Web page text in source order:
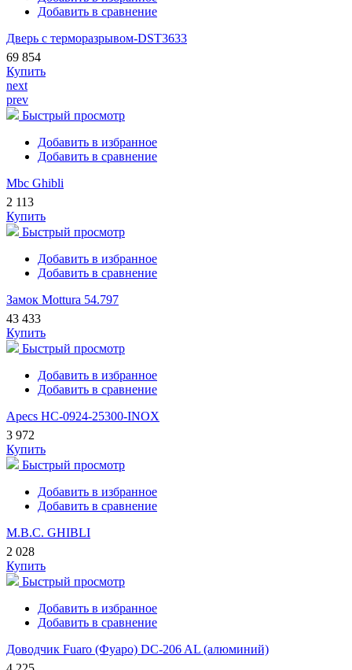
Добавить в сравнение
Дверь с терморазрывом-DST3633
69 854
Купить
next
prev
Быстрый просмотр
Добавить в избранное
Добавить в сравнение
Mbc Ghibli
2 113
Купить
Быстрый просмотр
Добавить в избранное
Добавить в сравнение
Замок Mottura 54.797
43 433
Купить
Быстрый просмотр
Добавить в избранное
Добавить в сравнение
Apecs HC-0924-25300-INOX
3 972
Купить
Быстрый просмотр
Добавить в избранное
Добавить в сравнение
M.B.C. GHIBLI
2 028
Купить
Быстрый просмотр
Добавить в избранное
Добавить в сравнение
Доводчик Fuaro (Фуаро) DC-206 AL (алюминий)